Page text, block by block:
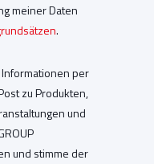
meiner Daten
.
Informationen per
zu Produkten,
und
und stimme der